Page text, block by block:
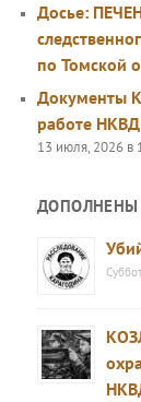
Досье:
по Томской
Документы
работе
13 июля, 2026 в
ДОПОЛНЕНЫ